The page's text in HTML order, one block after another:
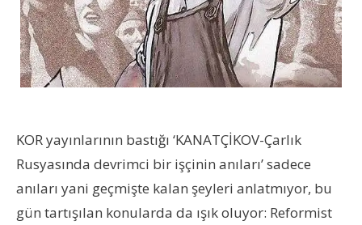
KOR yayınlarının bastığı ‘KANATÇİKOV-Çarlık
Rusyasında devrimci bir işçinin anıları’ sadece
anıları yani geçmişte kalan şeyleri anlatmıyor, bu
gün tartışılan konularda da ışık oluyor: Reformist